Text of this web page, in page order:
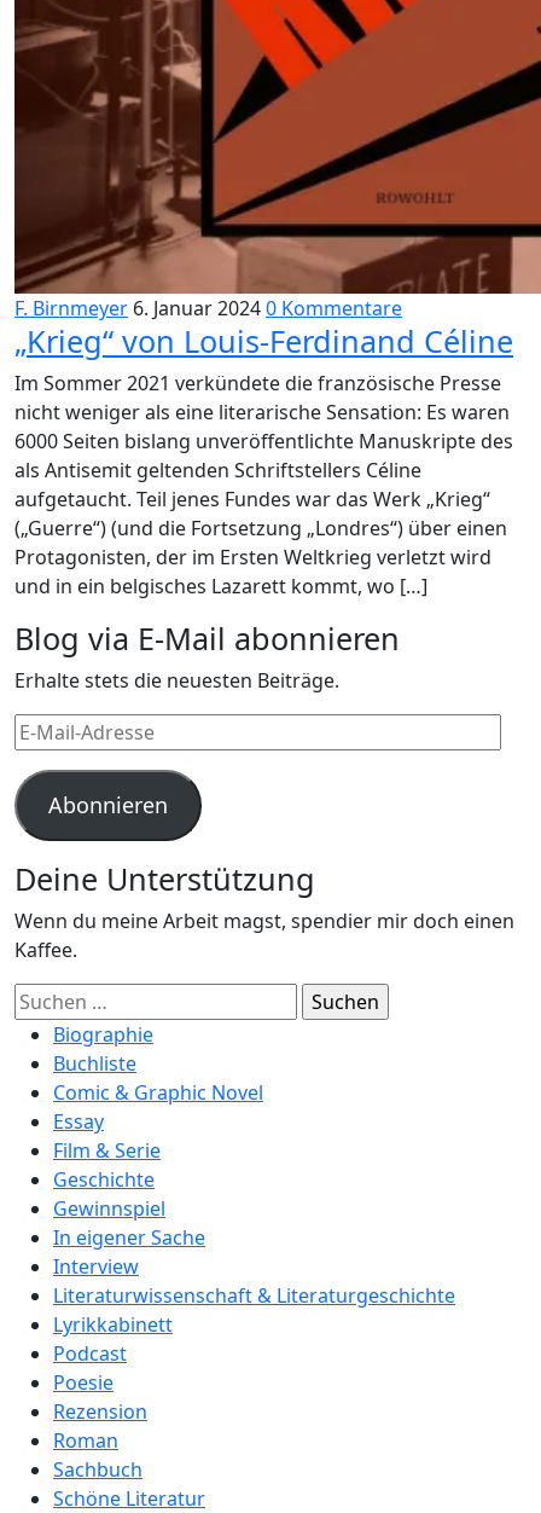
F. Birnmeyer 6. Januar 20240 Kommentare
„Krieg“ von Louis-Ferdinand Céline
Im Sommer 2021 verkündete die französische Presse
nicht weniger als eine literarische Sensation: Es waren
6000 Seiten bislang unveröffentlichte Manuskripte des
als Antisemit geltenden Schriftstellers Céline
aufgetaucht. Teil jenes Fundes war das Werk „Krieg“
(„Guerre“) (und die Fortsetzung „Londres“) über einen
Protagonisten, der im Ersten Weltkrieg verletzt wird
und in ein belgisches Lazarett kommt, wo […]
Blog via E-Mail abonnieren
Erhalte stets die neuesten Beiträge.
E-
Mail-
Adresse
Abonnieren
Deine Unterstützung
Wenn du meine Arbeit magst, spendier mir doch einen
Kaffee.
Suchen
nach:Biographie
Buchliste
Comic & Graphic Novel
Essay
Film & Serie
Geschichte
Gewinnspiel
In eigener Sache
Interview
Literaturwissenschaft & Literaturgeschichte
Lyrikkabinett
Podcast
Poesie
Rezension
Roman
Sachbuch
Schöne Literatur